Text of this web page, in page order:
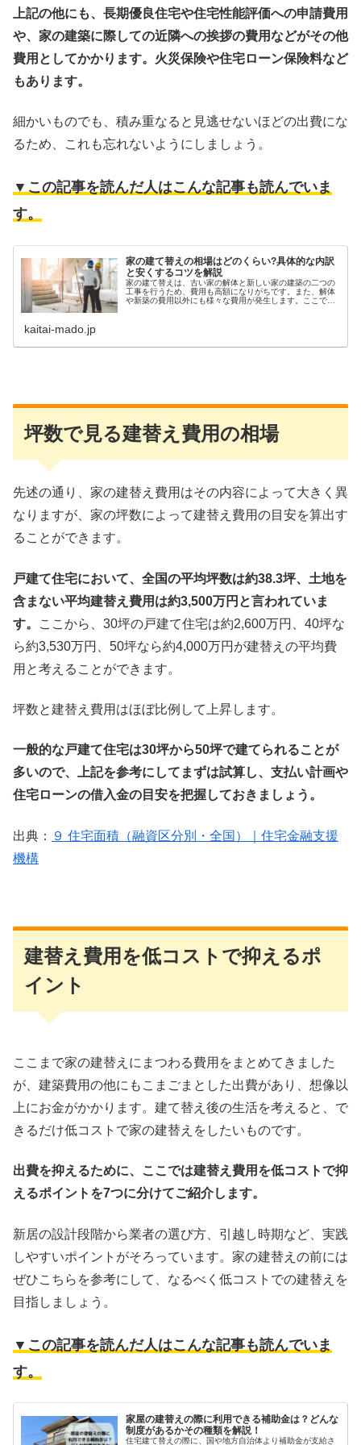
上記の他にも、長期優良住宅や住宅性能評価への申請費用
や、家の建築に際しての近隣への挨拶の費用などがその他
費用としてかかります。火災保険や住宅ローン保険料など
もあります。
細かいものでも、積み重なると見逃せないほどの出費にな
るため、これも忘れないようにしましょう。
▼この記事を読んだ人はこんな記事も読んでいま
す。
家の建て替えの相場はどのくらい?具体的な内訳
と安くするコツを解説
家の建て替えは、古い家の解体と新しい家の建築の二つの
工事を行うため、費用も高額になりがちです。また、解体
や新築の費用以外にも様々な費用が発生します。ここで
kaitai-mado.jp
坪数で見る建替え費用の相場
先述の通り、家の建替え費用はその内容によって大きく異
なりますが、家の坪数によって建替え費用の目安を算出す
ることができます。
戸建て住宅において、全国の平均坪数は約38.3坪、土地を
含まない平均建替え費用は約3,500万円と言われていま
す。
ここから、30坪の戸建て住宅は約2,600万円、40坪な
ら約3,530万円、50坪なら約4,000万円が建替えの平均費
用と考えることができます。
坪数と建替え費用はほぼ比例して上昇します。
一般的な戸建て住宅は30坪から50坪で建てられることが
多いので、上記を参考にしてまずは試算し、支払い計画や
住宅ローンの借入金の目安を把握しておきましょう。
出典：
９ 住宅面積（融資区分別・全国）｜住宅金融支援
機構
建替え費用を低コストで抑えるポ
イント
ここまで家の建替えにまつわる費用をまとめてきました
が、建築費用の他にもこまごまとした出費があり、想像以
上にお金がかかります。建て替え後の生活を考えると、で
きるだけ低コストで家の建替えをしたいものです。
出費を抑えるために、ここでは建替え費用を低コストで抑
えるポイントを7つに分けてご紹介します。
新居の設計段階から業者の選び方、引越し時期など、実践
しやすいポイントがそろっています。家の建替えの前には
ぜひこちらを参考にして、なるべく低コストでの建替えを
目指しましょう。
▼この記事を読んだ人はこんな記事も読んでいま
す。
家屋の建替えの際に利用できる補助金は？どんな
制度があるかその種類を解説！
住宅建て替えの際に、国や地方自治体より補助金が支給さ